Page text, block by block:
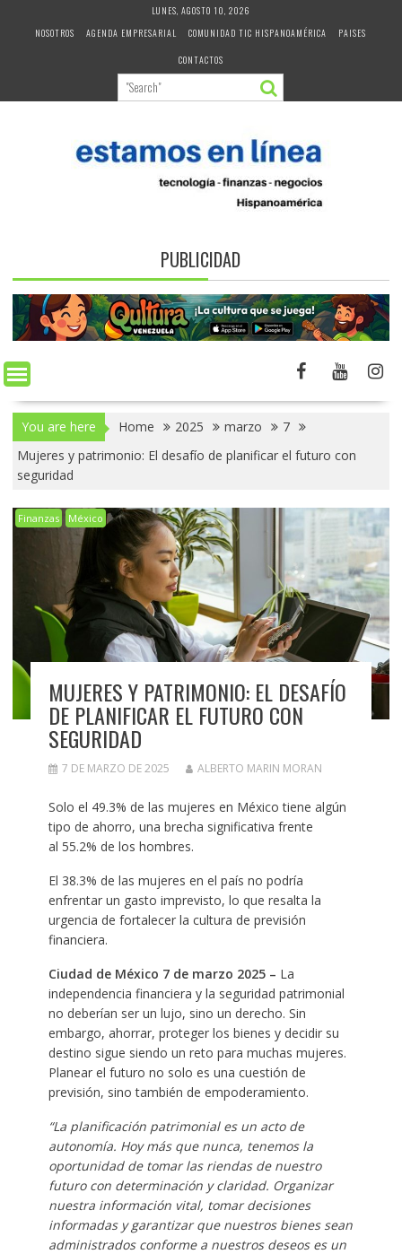
LUNES, AGOSTO 10, 2026
NOSOTROS
AGENDA EMPRESARIAL COMUNIDAD TIC HISPANOAMÉRICA
PAISES
CONTACTOS
PUBLICIDAD
You are here Home 2025 marzo
7
Mujeres y patrimonio: El desafío de planificar el futuro con
seguridad
Finanzas México
MUJERES Y PATRIMONIO: EL DESAFÍO
DE PLANIFICAR EL FUTURO CON
SEGURIDAD
7 DE MARZO DE 2025 ALBERTO MARIN MORAN
Solo el 49.3% de las mujeres en México tiene algún
tipo de ahorro, una brecha significativa frente
al 55.2% de los hombres.
​El 38.3% de las mujeres en el país no podría
enfrentar un gasto imprevisto, lo que resalta la
urgencia de fortalecer la cultura de previsión
financiera.
Ciudad de México 7 de marzo 2025 – La
independencia financiera y la seguridad patrimonial
no deberían ser un lujo, sino un derecho. Sin
embargo, ahorrar, proteger los bienes y decidir su
destino sigue siendo un reto para muchas mujeres.
Planear el futuro no solo es una cuestión de
previsión, sino también de empoderamiento.
“La planificación patrimonial es un acto de
autonomía. Hoy más que nunca, tenemos la
oportunidad de tomar las riendas de nuestro
futuro con determinación y claridad. Organizar
nuestra información vital, tomar decisiones
informadas y garantizar que nuestros bienes sean
administrados conforme a nuestros deseos es un